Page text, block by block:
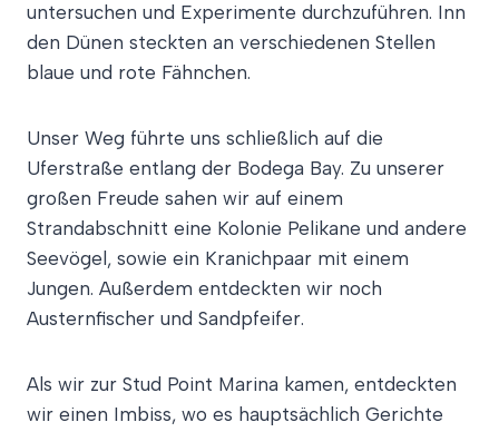
untersuchen und Experimente durchzuführen. Inn
den Dünen steckten an verschiedenen Stellen
blaue und rote Fähnchen.
Unser Weg führte uns schließlich auf die
Uferstraße entlang der Bodega Bay. Zu unserer
großen Freude sahen wir auf einem
Strandabschnitt eine Kolonie Pelikane und andere
Seevögel, sowie ein Kranichpaar mit einem
Jungen. Außerdem entdeckten wir noch
Austernfischer und Sandpfeifer.
Als wir zur Stud Point Marina kamen, entdeckten
wir einen Imbiss, wo es hauptsächlich Gerichte